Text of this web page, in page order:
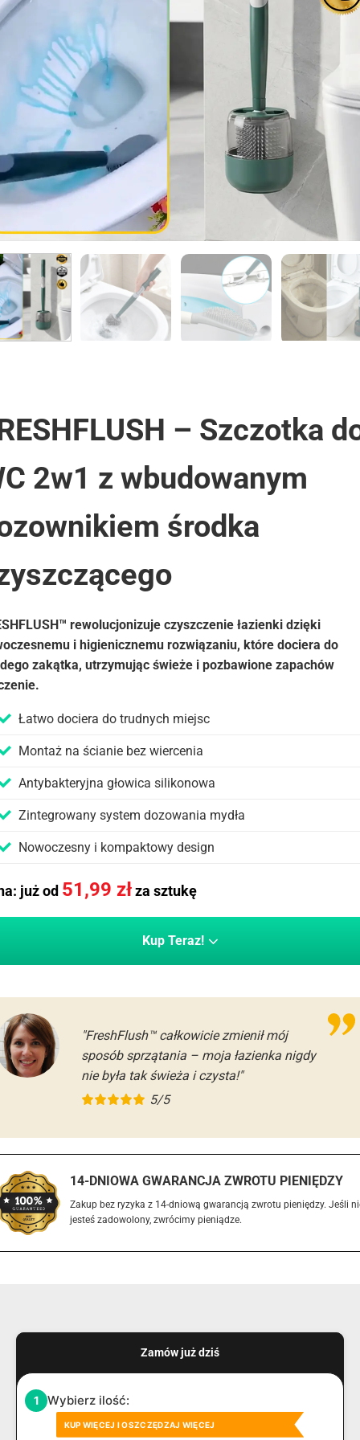
– Szczotka
2w1 z wbudowanym
środka
rewolucjonizuje czyszczenie łazienki dzięki
i higienicznemu rozwiązaniu, które dociera do
zakątka, utrzymując świeże i pozbawione zapachów
Łatwo dociera do trudnych miejsc
Montaż na ścianie bez wiercenia
Antybakteryjna głowica silikonowa
Zintegrowany system dozowania mydła
Nowoczesny i kompaktowy design
już od 51,99 złza sztukę
Kup Teraz!
"FreshFlush™ całkowicie zmienił mój
sposób sprzątania – moja łazienka nigdy
nie była tak świeża i czysta!"
5/5
14-DNIOWA GWARANCJA ZWROTU PIENIĘDZY
Zakup bez ryzyka z 14-dniową gwarancją zwrotu pieniędzy. Jeśli
jesteś zadowolony, zwrócimy pieniądze.
Zamów już dziś
1 Wybierz ilość:
KUP WIĘCEJ I OSZCZĘDZAJ WIĘCEJ